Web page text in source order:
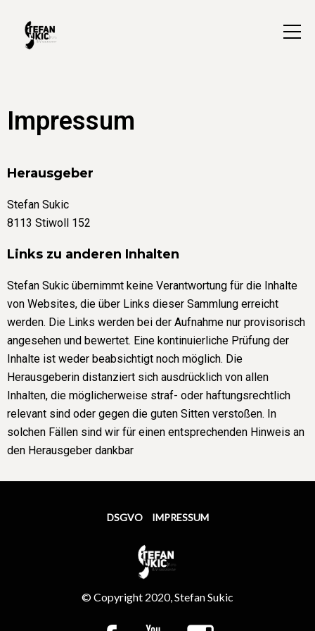
Impressum
Herausgeber
Stefan Sukic
8113 Stiwoll 152
Links zu anderen Inhalten
Stefan Sukic übernimmt keine Verantwortung für die Inhalte
von Websites, die über Links dieser Sammlung erreicht
werden. Die Links werden bei der Aufnahme nur provisorisch
angesehen und bewertet. Eine kontinuierliche Prüfung der
Inhalte ist weder beabsichtigt noch möglich. Die
Herausgeberin distanziert sich ausdrücklich von allen
Inhalten, die möglicherweise straf- oder haftungsrechtlich
relevant sind oder gegen die guten Sitten verstoßen. In
solchen Fällen sind wir für einen entsprechenden Hinweis an
den Herausgeber dankbar
DSGVO IMPRESSUM
© Copyright 2020, Stefan Sukic